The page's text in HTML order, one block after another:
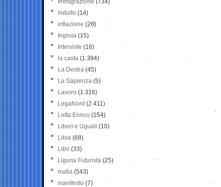
Immigrazione (734)
indulto (14)
inflazione (26)
Ingroia (15)
Interviste (16)
la casta (1.394)
La Destra (45)
La Sapienza (5)
Lavoro (1.316)
LegaNord (2.411)
Letta Enrico (154)
Liberi e Uguali (10)
Libia (68)
Libri (33)
Liguria Futurista (25)
mafia (543)
manifesto (7)